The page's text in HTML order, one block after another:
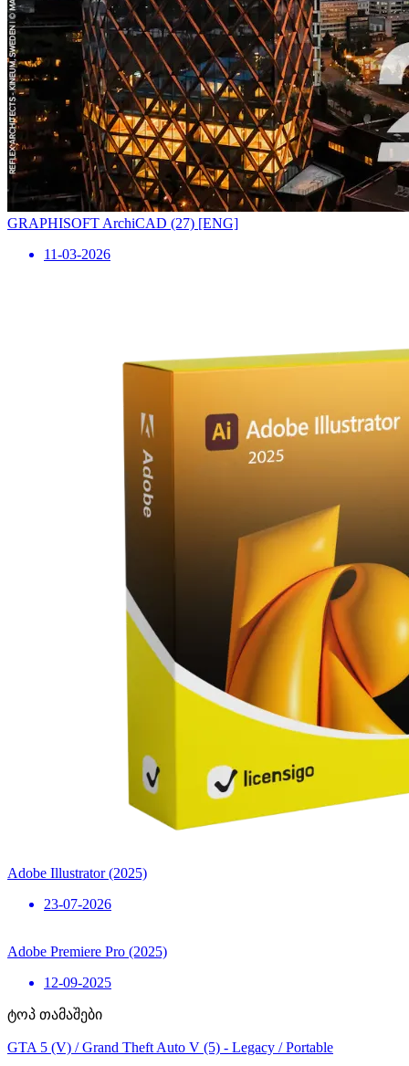
GRAPHISOFT ArchiCAD (27) [ENG]
11-03-2026
Adobe Illustrator (2025)
23-07-2026
Adobe Premiere Pro (2025)
12-09-2025
ტოპ თამაშები
GTA 5 (V) / Grand Theft Auto V (5) - Legacy / Portable